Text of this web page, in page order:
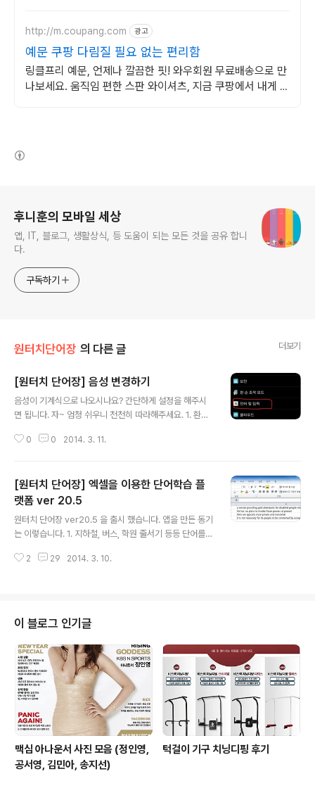
http://m.coupang.com 광고
예문 쿠팡 다림질 필요 없는 편리함
링클프리 예문, 언제나 깔끔한 핏! 와우회원 무료배송으로 만
나보세요. 움직임 편한 스판 와이셔츠, 지금 쿠팡에서 내게 맞
후니훈의 모바일 세상
앱, IT, 블로그, 생활상식, 등 도움이 되는 모든 것을 공유 합니
다.
구독하기
원터치단어장 의 다른 글 더보기
[원터치 단어장] 음성 변경하기
음성이 기계식으로 나오시나요? 간단하게 설정을 해주시
면 됩니다. 자~ 엄청 쉬우니 천천히 따라해주세요. 1. 환경
기를 선택합니다. 3. Google TTS 엔진의 설정아이콘을
면 일본어, 중국어라면 중국어를 선택해주세요.
0 0 2014. 3. 11.
[원터치 단어장] 엑셀을 이용한 단어학습 플
랫폼 ver 20.5
원터치 단어장 ver20.5 을 출시 했습니다. 앱을 만든 동기
는 이렇습니다. 1. 지하철, 버스, 학원 줄서기 등등 단어를
-> 원터치 단어장은 스마트폰으로 공부가 가능합니다. 2.
는 무거운 가방이 있기 때문에 한손으로 스마트폰을 잡고
공부하고 싶었습니다. -> 원터치 단어장은 엄지손가락을
이용한 원터치 기술을 이용해서 만들었습니다. 원터치 단
어장은 어떤 장소에든 쉽게 원터치로 단어를 외울 수 있습
니다. 기능소개 1. 암기/미암기 학습 설정2. 일반/음성 학습
설정3. 순..
2 29 2014. 3. 10.
이 블로그 인기글
맥심 아나운서 사진 모음 (정인영,
공서영, 김민아, 송지선)
턱걸이 기구 치닝디핑 후기